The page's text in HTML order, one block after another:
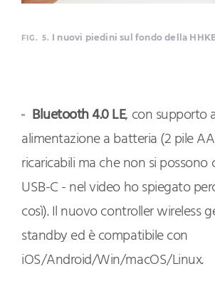
FIG. 5. I nuovi piedini sul fondo della
Bluetooth 4.0 LE, con supporto
alimentazione a batteria (2 pile
ricaricabili ma che non si possono
USB-C - nel video ho spiegato
così). Il nuovo controller wireless
standby ed è compatibile con
iOS/Android/Win/macOS/Linux.